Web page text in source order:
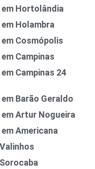
Hortolândia
Holambra
Cosmópolis
Campinas
Campinas 24
Barão Geraldo
Artur Nogueira
Americana